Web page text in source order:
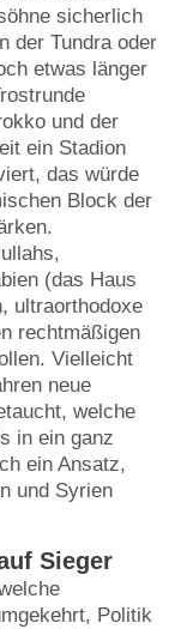
sicherlich
der Tundra oder
etwas länger
und der
ein Stadion
das würde
Block der
(das Haus
ultraorthodoxe
rechtmäßigen
Vielleicht
neue
welche
in ein ganz
ein Ansatz,
und Syrien
Sieger
Politik